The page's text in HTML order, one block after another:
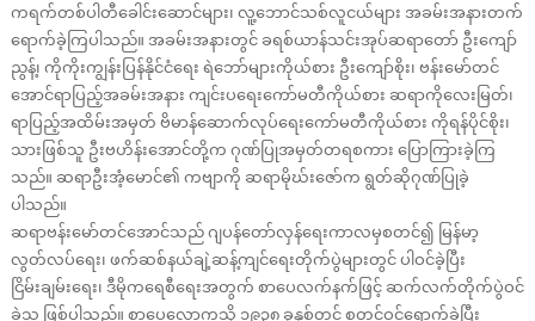
ကရက်တစ်ပါတီခေါင်းဆောင်များ၊ လူ့ဘောင်သစ်လူငယ်များ အခမ်းအနားတက်
ရောက်ခဲ့ကြပါသည်။ အခမ်းအနားတွင် ခရစ်ယာန်သင်းအုပ်ဆရာတော် ဦးကျော်
ညွန့်၊ ကိုကိုးကျွန်းပြန်နိုင်ငံရေး ရဲဘော်များကိုယ်စား ဦးကျော်စိုး၊ ဗန်းမော်တင်
အောင်ရာပြည့်အခမ်းအနား ကျင်းပရေးကော်မတီကိုယ်စား ဆရာကိုလေးမြတ်၊
ရာပြည့်အထိမ်းအမှတ် ဗိမာန်ဆောက်လုပ်ရေးကော်မတီကိုယ်စား ကိုရန်ပိုင်စိုး၊
သားဖြစ်သူ ဦးဗဟိန်းအောင်တို့က ဂုဏ်ပြုအမှတ်တရစကား ပြောကြားခဲ့ကြ
သည်။ ဆရာဦးအံ့မောင်၏ ကဗျာကို ဆရာမိုဃ်းဇော်က ရွတ်ဆိုဂုဏ်ပြုခဲ့
ပါသည်။
ဆရာဗန်းမော်တင်အောင်သည် ဂျပန်တော်လှန်ရေးကာလမှစတင်၍ မြန်မာ့
လွတ်လပ်ရေး၊ ဖက်ဆစ်နယ်ချဲ့ဆန့်ကျင်ရေးတိုက်ပွဲများတွင် ပါဝင်ခဲ့ပြီး
ငြိမ်းချမ်းရေး၊ ဒီမိုကရေစီရေးအတွက် စာပေလက်နက်ဖြင့် ဆက်လက်တိုက်ပွဲဝင်
ခဲ့သူ ဖြစ်ပါသည်။ စာပေလောကသို့ ၁၉၃၈ ခုနှစ်တွင် စတင်ဝင်ရောက်ခဲ့ပြီး